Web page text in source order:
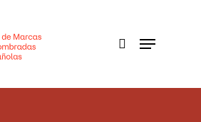
Menu